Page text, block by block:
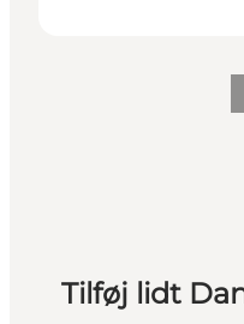
Tilføj lidt